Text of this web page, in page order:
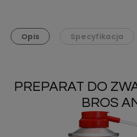
Opis Specyfikacja
PREPARAT DO
BROS